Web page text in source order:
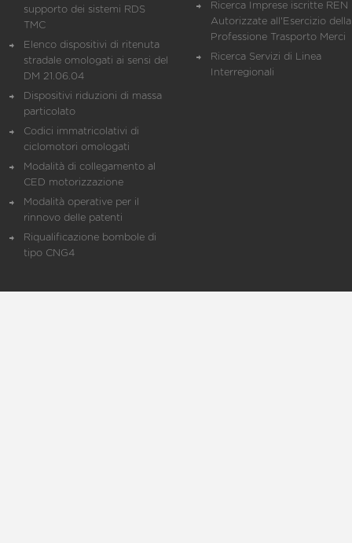
supporto dei sistemi RDS
TMC
Elenco dispositivi di ritenuta
stradale omologati ai sensi del
DM 21.06.04
Dispositivi riduzioni di massa
particolato
Codici immatricolativi di
ciclomotori omologati
Modalità di collegamento al
CED motorizzazione
Modalità operative per il
rinnovo delle patenti
Riqualificazione bombole di
tipo CNG4
Ricerca Imprese iscritte REN
Autorizzate all'Esercizio della
Professione Trasporto Merci
Ricerca Servizi di Linea
Interregionali